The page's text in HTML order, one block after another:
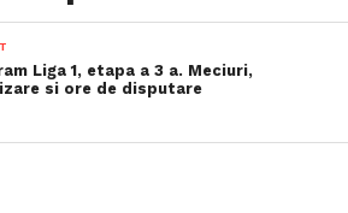
Liga 1, etapa a 3 a. Meciuri,
si ore de disputare